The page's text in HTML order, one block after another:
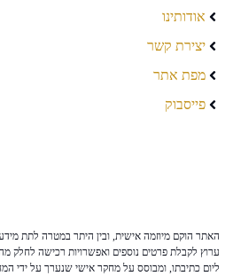
אודותינו
יצירת קשר
מפת אתר
פייסבוק
האתר הוקם מיוזמה אישית, ובין היתר במטרה לתת
ערוץ לקבלת פרטים נוספים ואפשרויות רכישה לחלק
ליום כתיבתו, ומבוסס על מחקר אישי שנערך על ידי